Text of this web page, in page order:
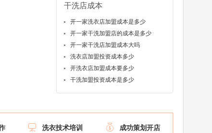
干洗店成本
开一家洗衣店加盟成本是多少
开一家干洗加盟店的成本是多少
开一家干洗店加盟成本大吗
洗衣店加盟投资成本多少
开洗衣店加盟成本要多少
干洗加盟投资成本是多少
 洗衣技术培训  成功策划开店